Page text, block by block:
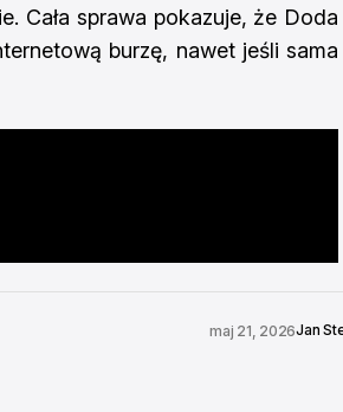
Cała sprawa pokazuje, że Doda
burzę, nawet jeśli sama
maj 21, 2026Jan